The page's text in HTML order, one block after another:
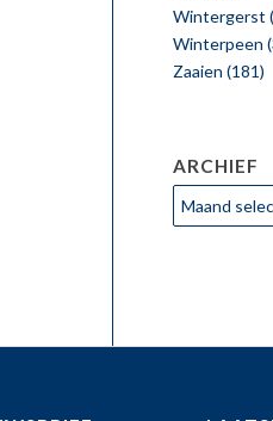
Wintergerst
Winterpeen
Zaaien (181)
ARCHIEF